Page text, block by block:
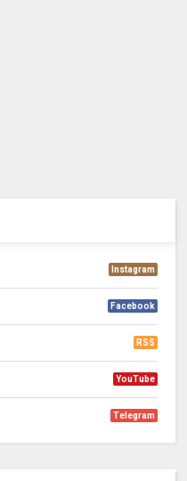
Instagram
Facebook
RSS
YouTube
Telegram